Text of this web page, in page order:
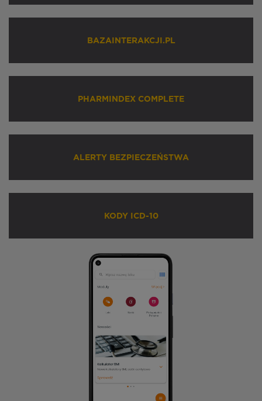
BAZAINTERAKCJI.PL
PHARMINDEX COMPLETE
ALERTY BEZPIECZEŃSTWA
KODY ICD-10